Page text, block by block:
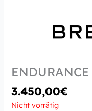
3.450,00€
Nicht vorrätig